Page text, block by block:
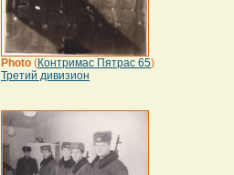
Photo (Контримас Пятрас 65)
Третий дивизион